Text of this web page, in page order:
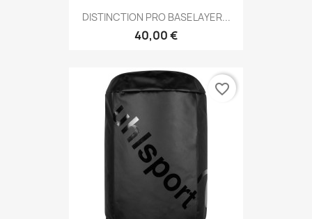
DISTINCTION PRO BASELAYER...
40,00 €
favorite_border